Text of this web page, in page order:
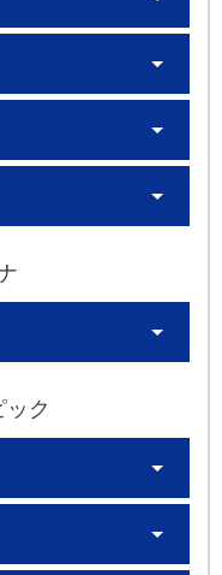
ク